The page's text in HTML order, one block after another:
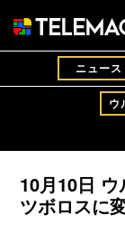
ニュース
ウ
10月10日
ツボロスに